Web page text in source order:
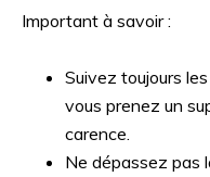
Important à savoir :
Suivez toujours
vous prenez un
carence.
Ne dépassez pas